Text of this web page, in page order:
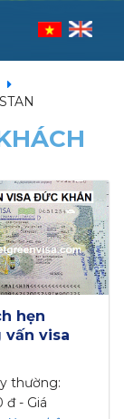
Hàn Quốc
uy tín,
VISA &
LÀM VISA